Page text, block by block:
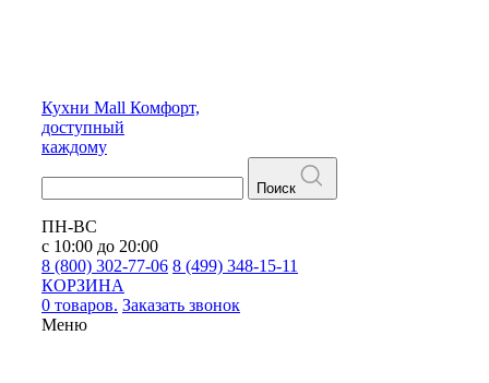
Кухни Mall Комфорт,
доступный
каждому
Поиск
ПН-ВС
с 10:00 до 20:00
8 (800) 302-77-06 8 (499) 348-15-11
КОРЗИНА
0 товаров. Заказать звонок
Меню